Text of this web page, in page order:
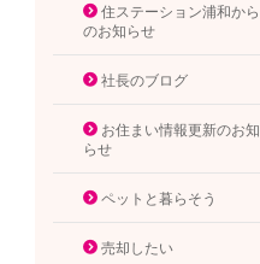
住ステーション浦和から
のお知らせ
社長のブログ
お住まい情報更新のお知
らせ
ペットと暮らそう
売却したい